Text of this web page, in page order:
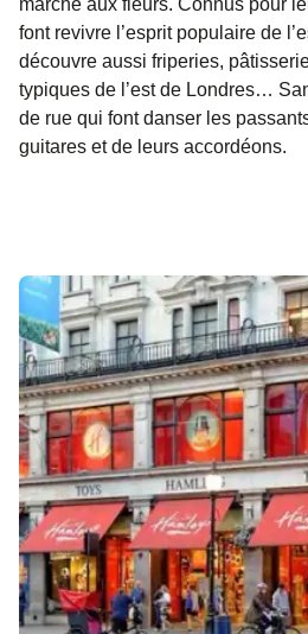
font revivre l’esprit populaire de
découvre aussi friperies,
typiques de l’est de Londres…
de rue qui font danser les
guitares et de leurs accordéons.